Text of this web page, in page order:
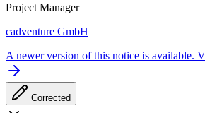
Project Manager
cadventure GmbH
A newer version of this notice is available.
Corrected